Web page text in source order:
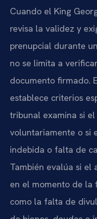
Cuando el King
revisa la validez y
prenupcial durante
no se limita a
documento firmado.
establece criterios
tribunal examina si
voluntariamente o si
indebida o falta de
También evalúa si el
en el momento de la
como la falta de